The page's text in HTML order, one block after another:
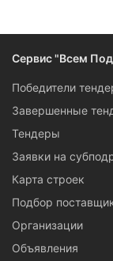
Сервис "Всем
Победители
Завершенные
Тендеры
Заявки на
Карта строек
Подбор
Организации
Объявления